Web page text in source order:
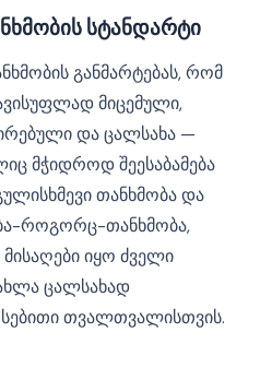
სტანდარტი
განმარტებას, რომ
მიცემული,
და ცალსახა —
მჭიდროდ შეესაბამება
თანხმობა და
როგორც-თანხმობა,
იყო ძველი
ცალსახად
თვალთვალისთვის.